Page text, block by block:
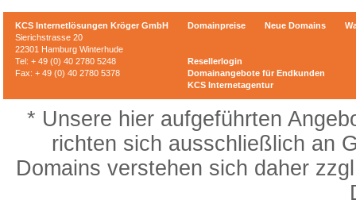
KCS Internetlösungen Kröger GmbH
Sierichstrasse 20
22301 Hamburg Winterhude
Tel: + 49 (0) 40 2780 5248
Fax: + 49 (0) 40 2780 5378
Domainpreise Neue Domains
Resellerlogin
Domainangebote für Endkunden
KCS Internetagentur
* Unsere hier aufgeführten
richten sich ausschließlich an
Domains verstehen sich daher